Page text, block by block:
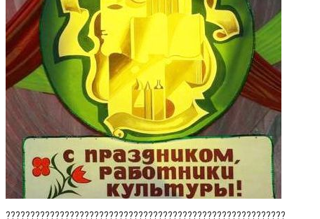
?????????????????????????????????????????????????????????